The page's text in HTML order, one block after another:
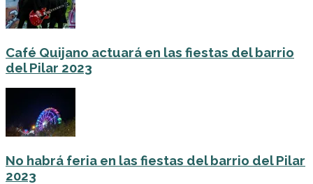
Café Quijano actuará en las fiestas del barrio
del Pilar 2023
No habrá feria en las fiestas del barrio del Pilar
2023